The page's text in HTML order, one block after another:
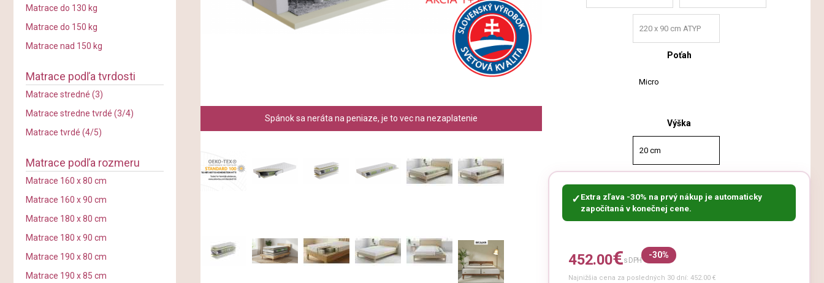
Matrace do 130 kg
Matrace do 150 kg
Matrace nad 150 kg
Matrace podľa tvrdosti
Matrace stredné (3)
Matrace stredne tvrdé (3/4)
Matrace tvrdé (4/5)
Matrace podľa rozmeru
Matrace 160 x 80 cm
Matrace 160 x 90 cm
Matrace 180 x 80 cm
Matrace 180 x 90 cm
Matrace 190 x 80 cm
Matrace 190 x 85 cm
Spánok sa neráta na peniaze, je to vec na nezaplatenie
220 x 90 cm ATYP
Poťah
Micro
Výška
20 cm
✓Extra zľava -30% na prvý nákup je automaticky
započítaná v konečnej cene.
452.00€s DPH
-30%
Najnižšia cena za posledných 30 dní: 452.00 €